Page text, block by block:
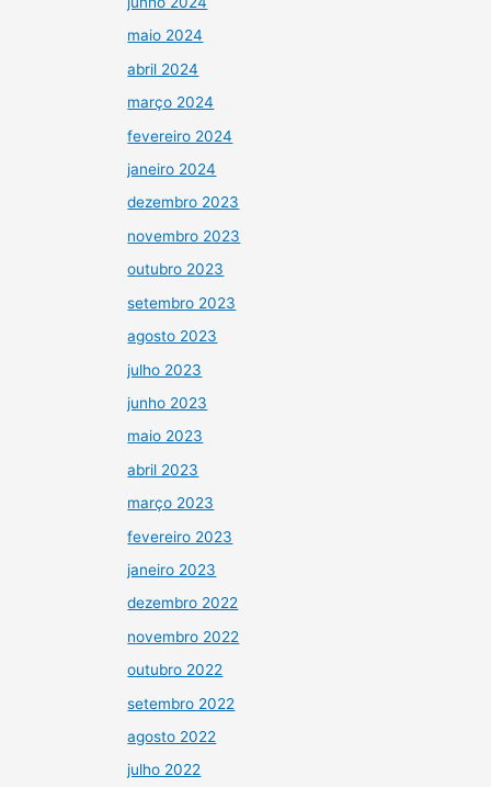
maio 2024
abril 2024
março 2024
fevereiro 2024
janeiro 2024
dezembro 2023
novembro 2023
outubro 2023
setembro 2023
agosto 2023
julho 2023
junho 2023
maio 2023
abril 2023
março 2023
fevereiro 2023
janeiro 2023
dezembro 2022
novembro 2022
outubro 2022
setembro 2022
agosto 2022
julho 2022